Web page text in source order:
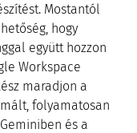
Mostantól
hogy
együtt hozzon
Workspace
maradjon a
folyamatosan
és a